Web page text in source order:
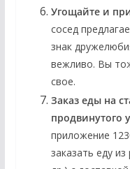
Угощайте и
сосед
знак
вежливо. Вы
свое.
Заказ еды на
продвинутого
приложение
заказать еду